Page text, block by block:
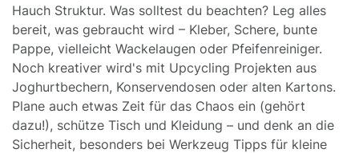
Hauch Struktur. Was solltest du beachten? Leg alles
bereit, was gebraucht wird – Kleber, Schere, bunte
Pappe, vielleicht Wackelaugen oder Pfeifenreiniger.
Noch kreativer wird's mit Upcycling Projekten aus
Joghurtbechern, Konservendosen oder alten Kartons.
Plane auch etwas Zeit für das Chaos ein (gehört
dazu!), schütze Tisch und Kleidung – und denk an die
Sicherheit, besonders bei Werkzeug Tipps für kleine